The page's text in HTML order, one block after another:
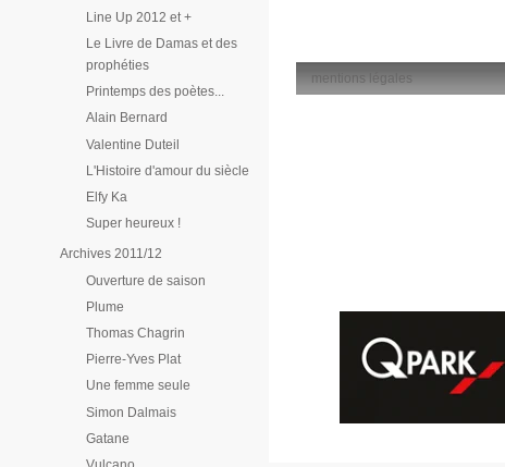
Line Up 2012 et +
Le Livre de Damas et des
prophéties
Printemps des poètes...
Alain Bernard
Valentine Duteil
L'Histoire d'amour du siècle
Elfy Ka
Super heureux !
Archives 2011/12
Ouverture de saison
Plume
Thomas Chagrin
Pierre-Yves Plat
Une femme seule
Simon Dalmais
Gatane
mentions légales